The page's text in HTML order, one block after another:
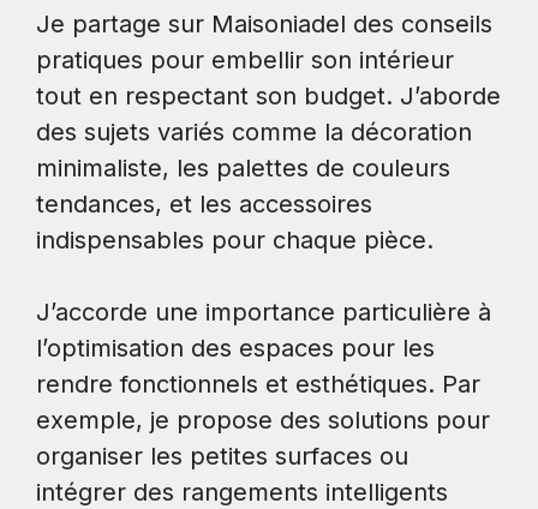
Je partage sur Maisoniadel des conseils
pratiques pour embellir son intérieur
tout en respectant son budget. J’aborde
des sujets variés comme la décoration
minimaliste, les palettes de couleurs
tendances, et les accessoires
indispensables pour chaque pièce.
J’accorde une importance particulière à
l’optimisation des espaces pour les
rendre fonctionnels et esthétiques. Par
exemple, je propose des solutions pour
organiser les petites surfaces ou
intégrer des rangements intelligents